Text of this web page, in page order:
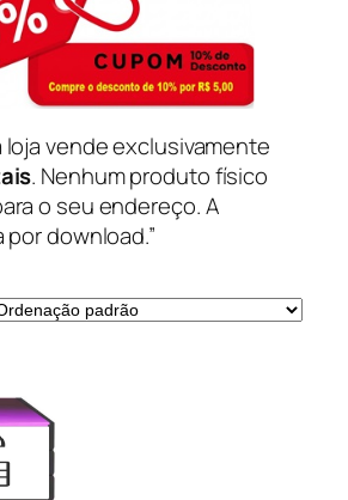
loja vende exclusivamente
. Nenhum produto físico
o seu endereço. A
download.”